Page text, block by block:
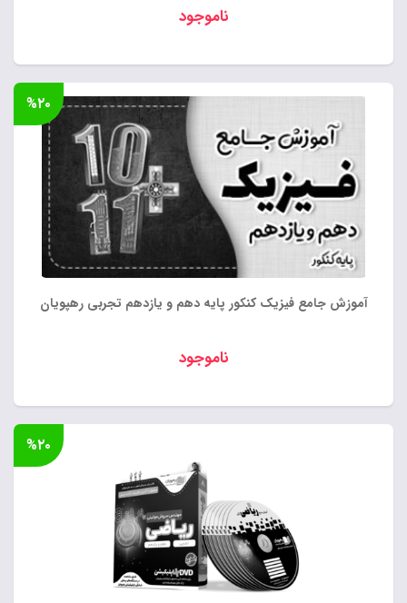
ناموجود
آموزش جامع فیزیک کنکور پایه دهم و یازدهم تجربی رهپویان
ناموجود
%۲۰
%۲۰